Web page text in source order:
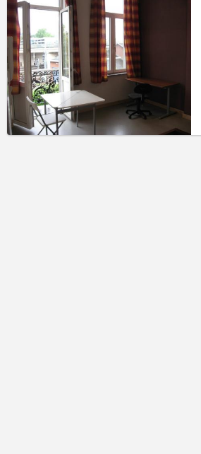
实用信息
租金:520 €
水电费:0 €
租期:12个月
住房登记:否